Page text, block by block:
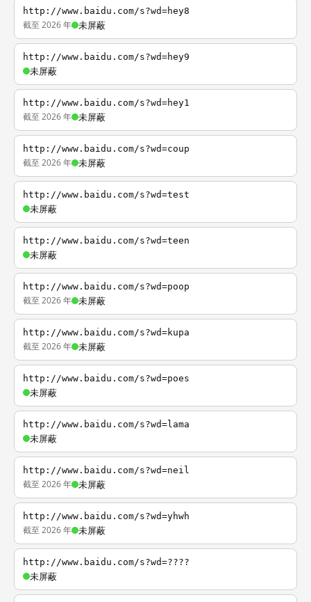
http://www.baidu.com/s?wd=hey8
截至 2026 年 未屏蔽
http://www.baidu.com/s?wd=hey9
未屏蔽
http://www.baidu.com/s?wd=hey1
截至 2026 年 未屏蔽
http://www.baidu.com/s?wd=coup
截至 2026 年 未屏蔽
http://www.baidu.com/s?wd=test
未屏蔽
http://www.baidu.com/s?wd=teen
未屏蔽
http://www.baidu.com/s?wd=poop
截至 2026 年 未屏蔽
http://www.baidu.com/s?wd=kupa
截至 2026 年 未屏蔽
http://www.baidu.com/s?wd=poes
未屏蔽
http://www.baidu.com/s?wd=lama
未屏蔽
http://www.baidu.com/s?wd=neil
截至 2026 年 未屏蔽
http://www.baidu.com/s?wd=yhwh
截至 2026 年 未屏蔽
http://www.baidu.com/s?wd=????
未屏蔽